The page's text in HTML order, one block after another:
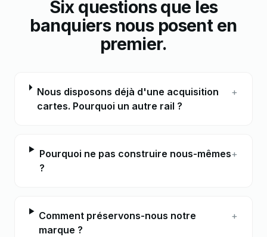
Six questions que les
banquiers nous posent en
premier.
Nous disposons déjà d'une acquisition
cartes. Pourquoi un autre rail ?
+
Pourquoi ne pas construire nous-mêmes
?
+
Comment préservons-nous notre
marque ?
+